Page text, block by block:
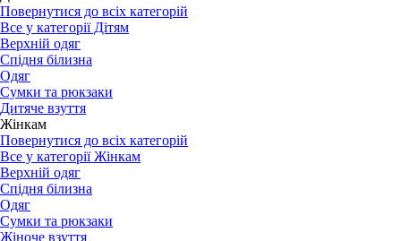
Повернутися до всіх категорій
Все у категорії Дітям
Верхній одяг
Спідня білизна
Одяг
Сумки та рюкзаки
Дитяче взуття
Жінкам
Повернутися до всіх категорій
Все у категорії Жінкам
Верхній одяг
Спідня білизна
Одяг
Сумки та рюкзаки
Жіноче взуття